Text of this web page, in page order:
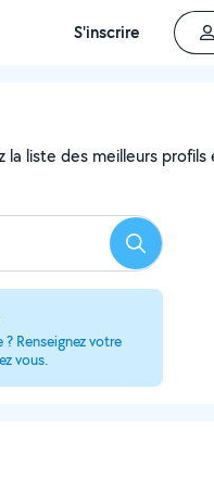
S'inscrire
la liste des meilleurs profils
Rechercher
Renseignez votre
vous.